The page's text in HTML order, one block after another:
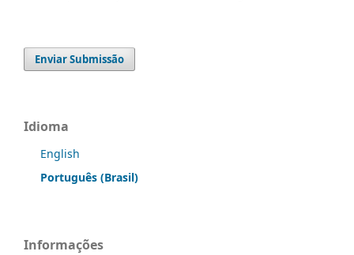
Enviar Submissão
Idioma
English
Português (Brasil)
Informações